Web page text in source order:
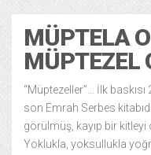
MÜPTELA
MÜPTEZEL
“Müptezeller”… İlk baskısı
son Emrah Serbes
görülmüş, kayıp bir kitleyi
Yoklukla, yoksullukla